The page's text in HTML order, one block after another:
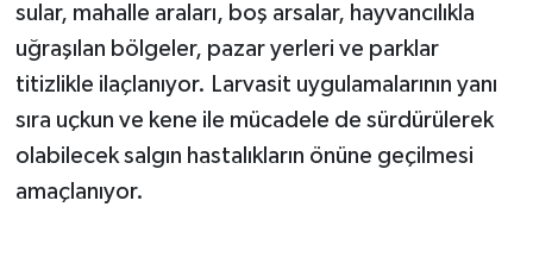
sular, mahalle araları, boş arsalar, hayvancılıkla
uğraşılan bölgeler, pazar yerleri ve parklar
titizlikle ilaçlanıyor. Larvasit uygulamalarının yanı
sıra uçkun ve kene ile mücadele de sürdürülerek
olabilecek salgın hastalıkların önüne geçilmesi
amaçlanıyor.